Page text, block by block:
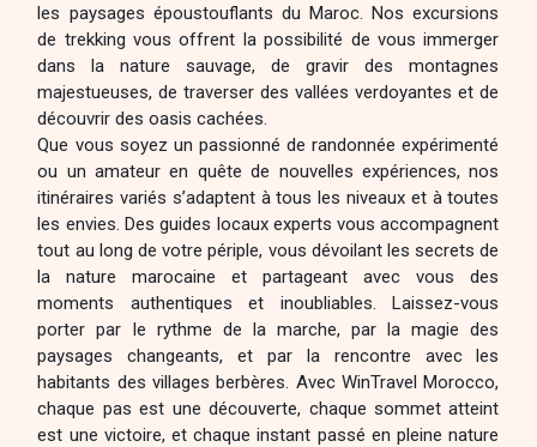
les paysages époustouflants du Maroc. Nos excursions
de trekking vous offrent la possibilité de vous immerger
dans la nature sauvage, de gravir des montagnes
majestueuses, de traverser des vallées verdoyantes et de
découvrir des oasis cachées.
Que vous soyez un passionné de randonnée expérimenté
ou un amateur en quête de nouvelles expériences, nos
itinéraires variés s’adaptent à tous les niveaux et à toutes
les envies. Des guides locaux experts vous accompagnent
tout au long de votre périple, vous dévoilant les secrets de
la nature marocaine et partageant avec vous des
moments authentiques et inoubliables. Laissez-vous
porter par le rythme de la marche, par la magie des
paysages changeants, et par la rencontre avec les
habitants des villages berbères. Avec WinTravel Morocco,
chaque pas est une découverte, chaque sommet atteint
est une victoire, et chaque instant passé en pleine nature